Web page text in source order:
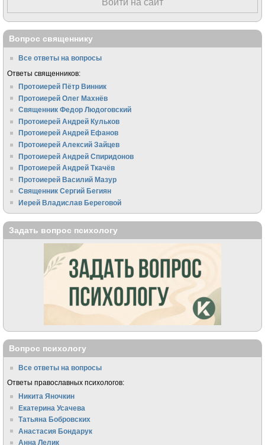
Войти на сайт
Вопрос священнику
Все ответы на вопросы
Ответы священников:
Протоиерей Пётр Винник
Протоиерей Олег Махнёв
Священник Федор Людоговский
Протоиерей Андрей Кульков
Протоиерей Андрей Ефанов
Протоиерей Алексий Зайцев
Протоиерей Андрей Спиридонов
Протоиерей Андрей Ткачёв
Протоиерей Василий Мазур
Священник Сергий Бегиян
Иерей Владислав Береговой
Задать вопрос психологу
Вопрос психологу
Все ответы на вопросы
Ответы православных психологов:
Никита Яночкин
Екатерина Усачева
Татьяна Бобровских
Анастасия Бондарук
Анна Лелик